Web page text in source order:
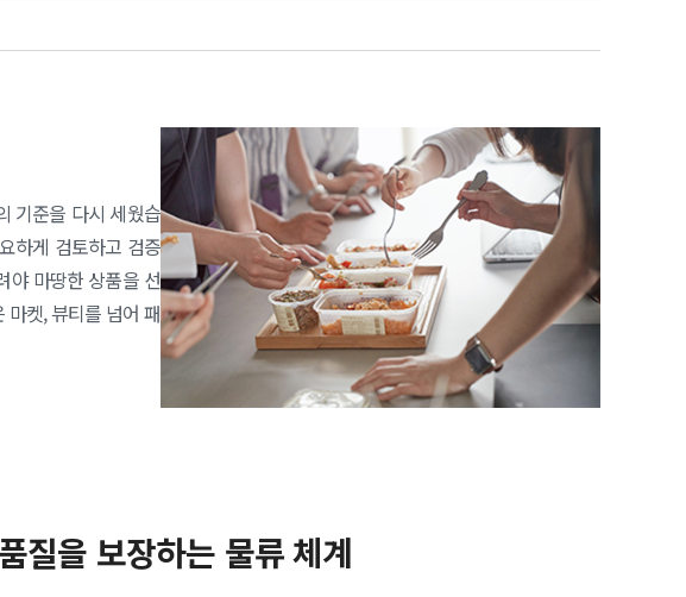
기준을 다시 세웠습
하게 검토하고 검증
야 마땅한 상품을 선
켓, 뷰티를 넘어 패
질을 보장하는 물류 체계